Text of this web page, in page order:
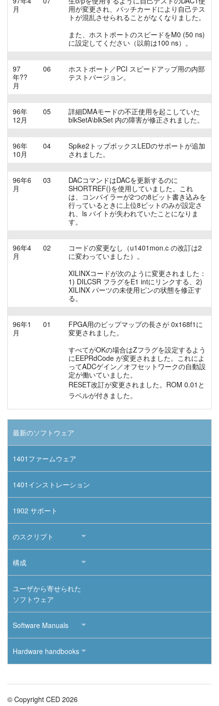
月
用が変更され、パッチカードにより自己テス
トが混乱させられることがなくなりました。
また、ホストポートのスピードをM0 (50 ns)
に設定してください（以前は100 ns）。
97
年??
月
06
ホストポート／PCI スピードアップ用の内部
テストバージョン。
96年
12月
05
詳細DMAモードの不正使用を起こしていた
blkSetA\blkSet 内の障害が修正されました。
96年
10月
04
Spike2トップボックスLEDのサポートが追加
されました。
96年6
月
03
DACコマンドはDACを更新するのに
SHORTREF()を使用していました。これ
は、コンパイラーが2つの8ビット書き込みを
行っているときに上位8ビットのみが設定さ
れ、ls バイトが失われていたことになりま
す。
96年4
月
02
コードの変更なし（u1401mon.c の改訂は2
に変わっていました）。
XILINXコードが次のように変更されました：
1) DILCSR フラグをE1 intにリンクする、2)
XILINX パーツの未使用ピンの状態を修正す
る。
96年1
月
01
FPGA用のビップマップの長さが 0x168f1に
変更されました。
すべてがOKの場合はZフラグを設定するよう
にEEPRdCode が変更されました。これによ
ってADCゲイン／オフセットワークの自動設
定が働いていました。
RESET改訂が変更されました。ROM 0.01と
ラベルが付きました。
最新のソフトウェア
1401ファームウェア
1401インストレーション
1902 サポート
のスクリプト
構成
ユーザから寄せられた
ソフトウェア
Software Manuals
Hardware handbooks
© Copyright CED 2026